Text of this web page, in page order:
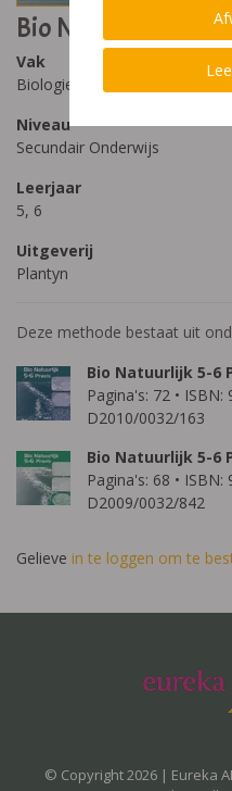
Bio Natuurlijk 5-6
Vak
Biologie
Niveau
Secundair Onderwijs
Leerjaar
5, 6
Uitgeverij
Plantyn
Deze methode bestaat uit
Bio Natuurlijk 5-6
Pagina's: 72 •
D2010/0032/163
Bio Natuurlijk 5-6
Pagina's: 68 •
D2009/0032/842
Gelieve in te loggen om te
© Copyright 2026 | Eureka